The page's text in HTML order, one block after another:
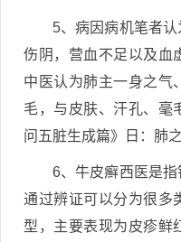
5、病因病机笔者
伤阴，营血不足以及血
中医认为肺主一身之气
毛，与皮肤、汗孔、毫
问五脏生成篇》日：肺
6、牛皮癣西医是
通过辨证可以分为很多
型，主要表现为皮疹鲜